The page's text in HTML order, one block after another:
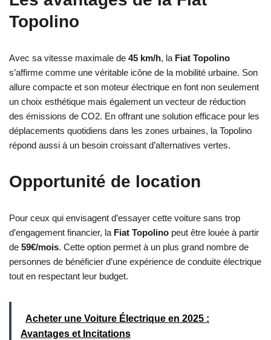
Topolino
Avec sa vitesse maximale de 45 km/h, la Fiat Topolino
s’affirme comme une véritable icône de la mobilité urbaine. Son
allure compacte et son moteur électrique en font non seulement
un choix esthétique mais également un vecteur de réduction
des émissions de CO2. En offrant une solution efficace pour les
déplacements quotidiens dans les zones urbaines, la Topolino
répond aussi à un besoin croissant d’alternatives vertes.
Opportunité de location
Pour ceux qui envisagent d’essayer cette voiture sans trop
d’engagement financier, la Fiat Topolino peut être louée à partir
de 59€/mois. Cette option permet à un plus grand nombre de
personnes de bénéficier d’une expérience de conduite électrique
tout en respectant leur budget.
Acheter une Voiture Électrique en 2025 :
Avantages et Incitations